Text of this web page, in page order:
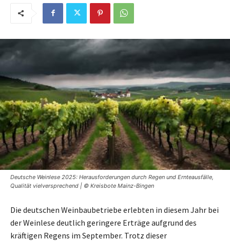
Deutsche Weinlese 2025: Herausforderungen durch Regen und Ernteausfälle,
Qualität vielversprechend | © Kreisbote Mainz-Bingen
Die deutschen Weinbaubetriebe erlebten in diesem Jahr bei
der Weinlese deutlich geringere Erträge aufgrund des
kräftigen Regens im September. Trotz dieser